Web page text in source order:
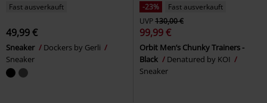
Fast ausverkauft
49,99 €
Sneaker
Dockers by Gerli
Sneaker
-23%
Fast ausverkauft
UVP130,00 €
99,99 €
Orbit Men’s Chunky Trainers -
Black
Denatured by KOI
Sneaker